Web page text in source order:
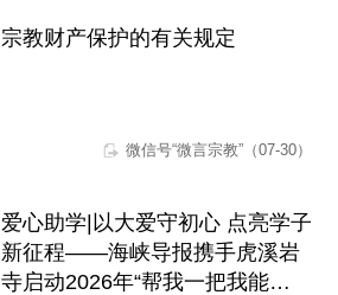
宗教财产保护的有关规定
微信号“微言宗教”（07-30）
爱心助学|以大爱守初心 点亮学子
新征程——海峡导报携手虎溪岩
寺启动2026年“帮我一把我能